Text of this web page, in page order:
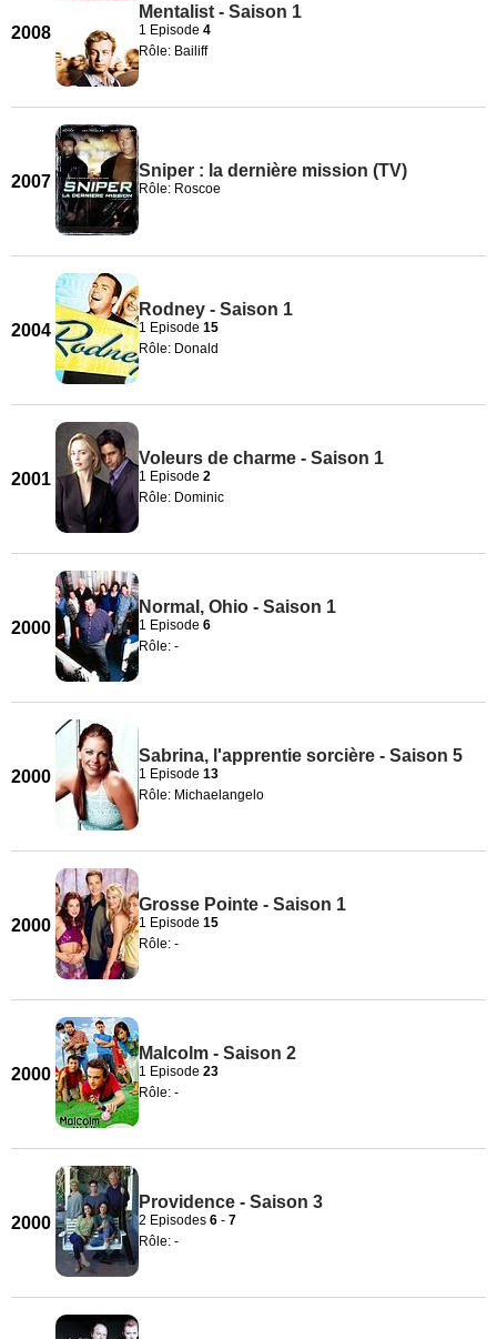
2008
Mentalist - Saison 1
1 Episode 4
Rôle: Bailiff
2007
Sniper : la dernière mission (TV)
Rôle: Roscoe
2004
Rodney - Saison 1
1 Episode 15
Rôle: Donald
2001
Voleurs de charme - Saison 1
1 Episode 2
Rôle: Dominic
2000
Normal, Ohio - Saison 1
1 Episode 6
Rôle: -
2000
Sabrina, l'apprentie sorcière - Saison 5
1 Episode 13
Rôle: Michaelangelo
2000
Grosse Pointe - Saison 1
1 Episode 15
Rôle: -
2000
Malcolm - Saison 2
1 Episode 23
Rôle: -
2000
Providence - Saison 3
2 Episodes 6 - 7
Rôle: -